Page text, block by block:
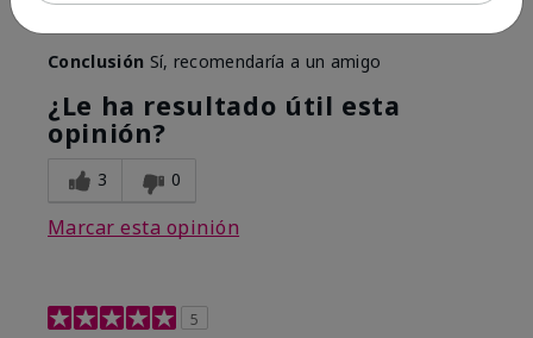
Conclusión Sí, recomendaría a un amigo
¿Le ha resultado útil esta
opinión?
3 0
Marcar esta opinión
5